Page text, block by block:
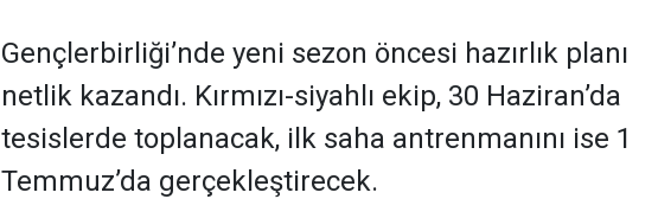
Gençlerbirliği’nde yeni sezon öncesi hazırlık planı
netlik kazandı. Kırmızı-siyahlı ekip, 30 Haziran’da
tesislerde toplanacak, ilk saha antrenmanını ise 1
Temmuz’da gerçekleştirecek.